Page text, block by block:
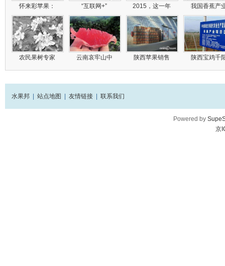
怀来彩苹果： “互联网+” 2015，这一年 我国香蕉产
农民果树专家 云南哀牢山中 陕西苹果销售 陕西宝鸡千
水果邦 站点地图 友情链接 联系我们
Powered by
京